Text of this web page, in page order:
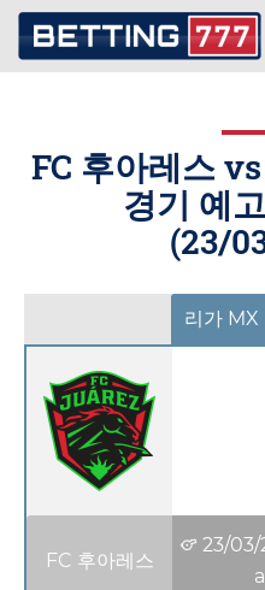
FC 후아레스
경기 예
(23/
리가 MX
FC 후아레스
23/03/